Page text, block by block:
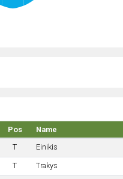
Pos Name
T
Einikis
T Trakys